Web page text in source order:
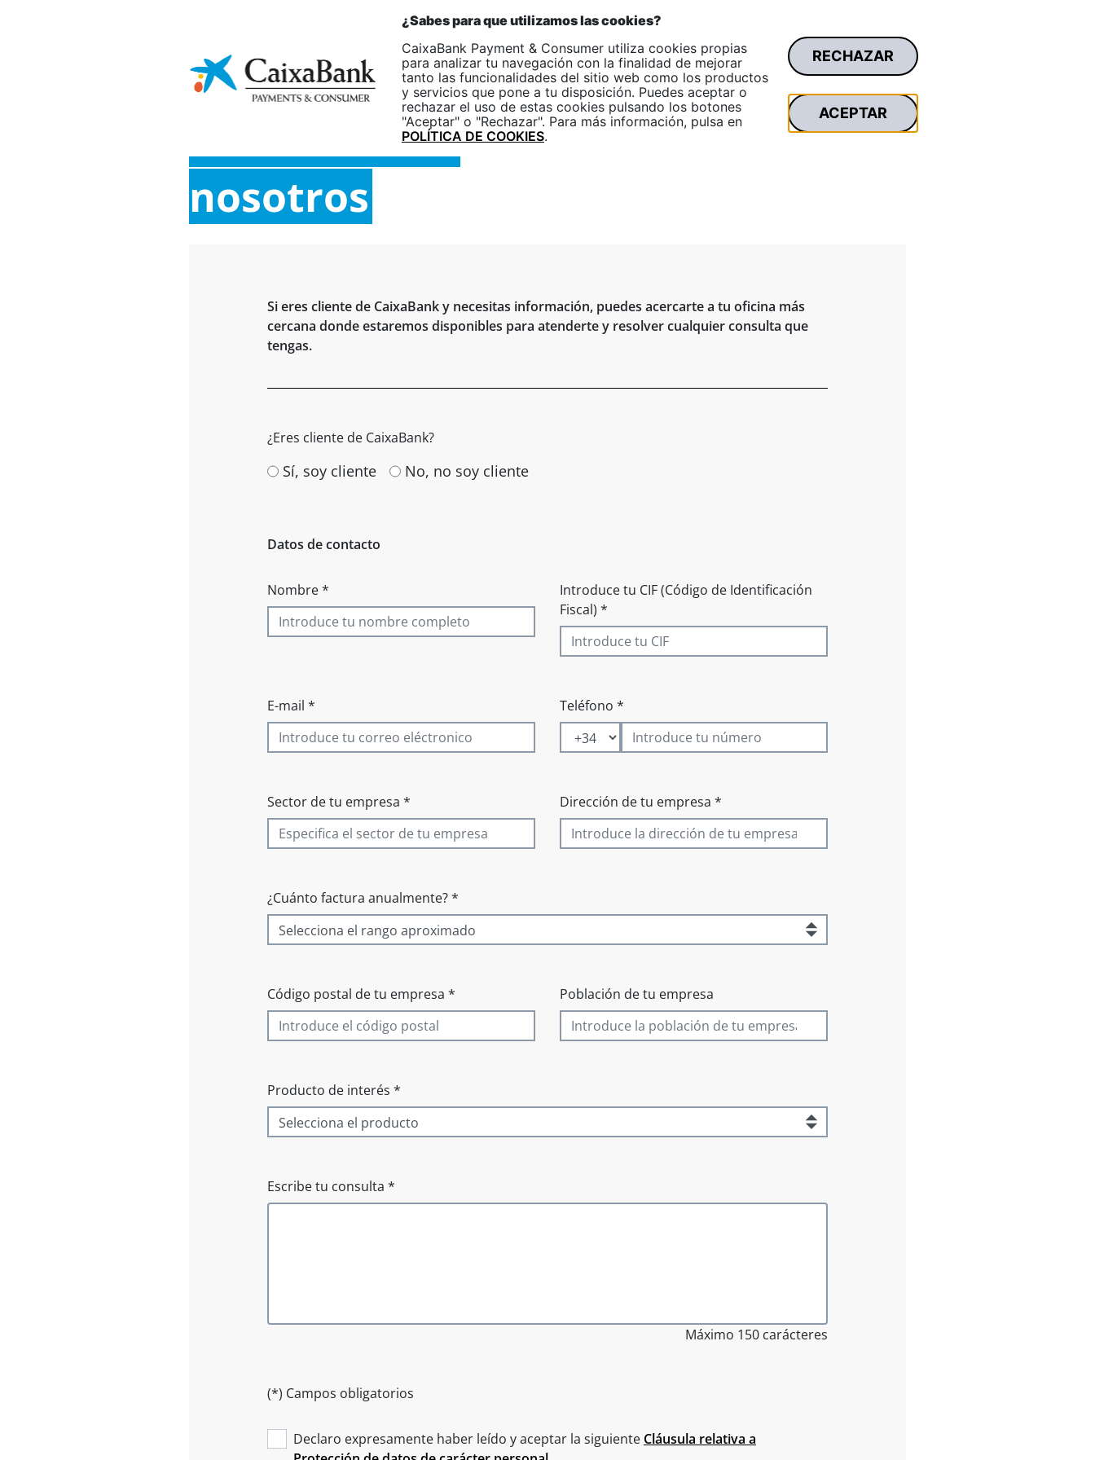
ES
Empresas Particulares Área privada Buscar
Contacta con
nosotros
Si eres cliente de CaixaBank y necesitas información, puedes acercarte a tu oficina más
cercana donde estaremos disponibles para atenderte y resolver cualquier consulta que
tengas.
¿Eres cliente de CaixaBank?
Sí, soy cliente No, no soy cliente
Datos de contacto
Nombre *
Introduce tu CIF (Código de Identificación
Fiscal) *
E-mail * Teléfono *
Sector de tu empresa * Dirección de tu empresa *
¿Cuánto factura anualmente? *
Código postal de tu empresa * Población de tu empresa
Producto de interés *
Escribe tu consulta *
Máximo 150 carácteres
(*) Campos obligatorios
Declaro expresamente haber leído y aceptar la siguiente Cláusula relativa a
¿Sabes para que utilizamos las cookies?
CaixaBank Payment & Consumer utiliza cookies propias
para analizar tu navegación con la finalidad de mejorar
tanto las funcionalidades del sitio web como los productos
y servicios que pone a tu disposición. Puedes aceptar o
rechazar el uso de estas cookies pulsando los botones
"Aceptar" o "Rechazar". Para más información, pulsa en
POLÍTICA DE COOKIES.
RECHAZAR
ACEPTAR